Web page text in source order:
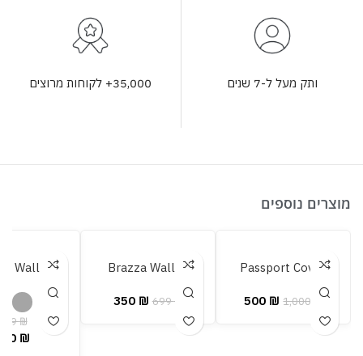
ותק מעל ל-7 שנים 35,000+ לקוחות מרוצים
מוצרים נוספים
Passport Cover
1,000 ₪
500 ₪
Brazza Wallet
699₪
350 ₪
Wallet
₪
₪